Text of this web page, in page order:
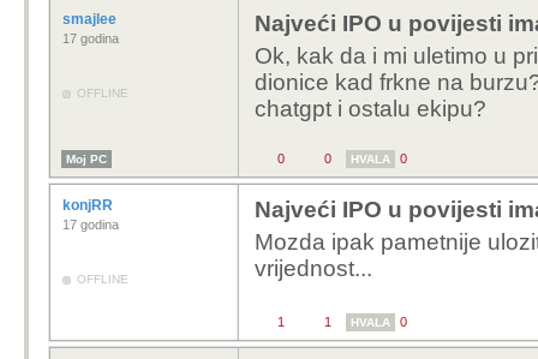
smajlee
17 godina
OFFLINE
Najveći IPO u povijesti
Ok, kak da i mi uletimo u
dionice kad frkne na
chatgpt i ostalu ekipu?
Moj PC 0 0 HVALA 0
konjRR
17 godina
OFFLINE
Najveći IPO u povijesti
Mozda ipak pametnije
vrijednost...
1 1 HVALA 0